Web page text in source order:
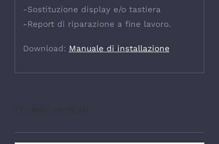
-Sostituzione display e/o tastiera
-Report di riparazione a fine lavoro.
Download: Manuale di installazione